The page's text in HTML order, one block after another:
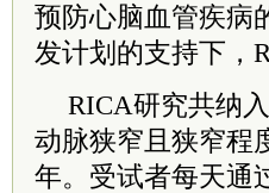
预防心脑血管疾病
发计划的支持下，
RICA研究共纳
动脉狭窄且狭窄程
年。受试者每天通